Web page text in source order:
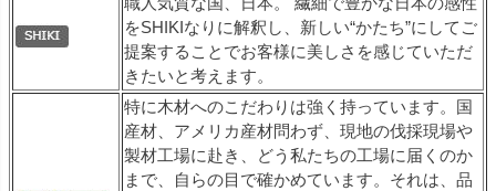
をSHIKIなりに解釈し、新しい“かたち”にしてご
提案することでお客様に美しさを感じていただ
きたいと考えます。
特に木材へのこだわりは強く持っています。国
産材、アメリカ産材問わず、現地の伐採現場や
製材工場に赴き、どう私たちの工場に届くのか
まで、自らの目で確かめています。それは、品